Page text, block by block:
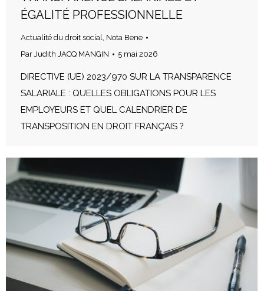
ÉGALITÉ PROFESSIONNELLE
Actualité du droit social
Nota Bene
Par Judith JACQ MANGIN 5 mai 2026
DIRECTIVE (UE) 2023/970 SUR LA TRANSPARENCE
SALARIALE : QUELLES OBLIGATIONS POUR LES
EMPLOYEURS ET QUEL CALENDRIER DE
TRANSPOSITION EN DROIT FRANÇAIS ?